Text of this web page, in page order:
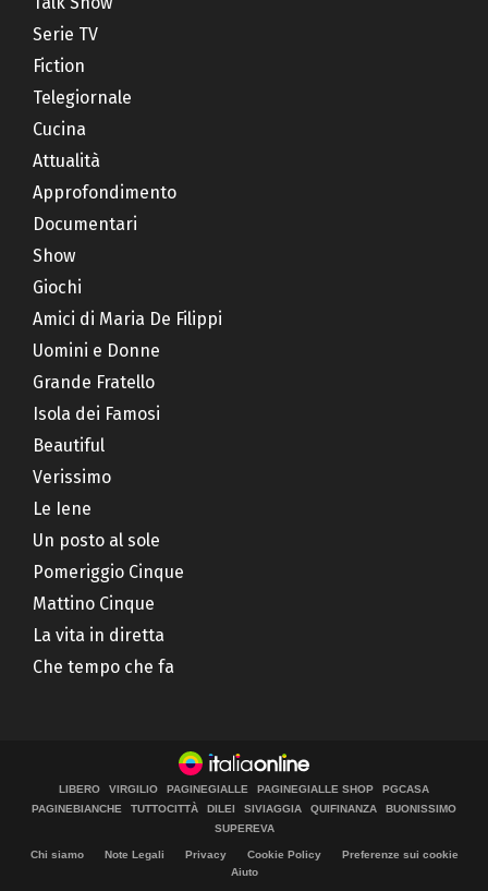
Serie TV
Fiction
Telegiornale
Cucina
Attualità
Approfondimento
Documentari
Show
Giochi
Amici di Maria De Filippi
Uomini e Donne
Grande Fratello
Isola dei Famosi
Beautiful
Verissimo
Le Iene
Un posto al sole
Pomeriggio Cinque
Mattino Cinque
La vita in diretta
Che tempo che fa
LIBERO VIRGILIO PAGINEGIALLE PAGINEGIALLE SHOP
PGCASA
PAGINEBIANCHE
TUTTOCITTÀ DILEI SIVIAGGIA QUIFINANZA
BUONISSIMO
SUPEREVA
Chi siamo Note Legali Privacy Cookie Policy
Preferenze sui cookie
Aiuto